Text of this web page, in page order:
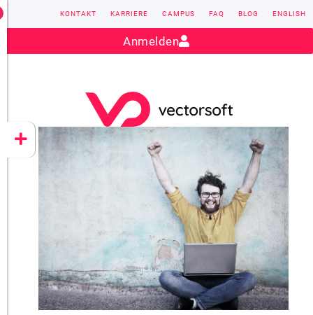
CONZEPT 16
YEET
Kontakt:sales@vectorsoft.de
KONTAKT KARRIERE CAMPUS FAQ BLOG ENGLISH
Anmelden